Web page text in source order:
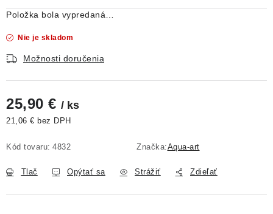
Položka bola vypredaná…
Nie je skladom
Možnosti doručenia
25,90 € / ks
21,06 € bez DPH
Kód tovaru: 4832 Značka:Aqua-art
Tlač Opýtať sa Strážiť Zdieľať